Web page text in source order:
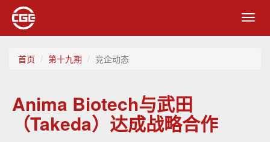
首页 第十九期 竞企动态
Anima Biotech与武田
（Takeda）达成战略合作